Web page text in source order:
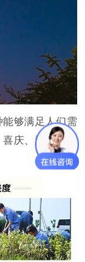
够满足人们需
庆、温馨、简